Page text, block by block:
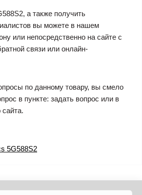
а также получить
вы можете в нашем
или непосредственно на сайте с
связи или онлайн-
по данному товару, вы смело
в пункте: задать вопрос или в
5G588S2